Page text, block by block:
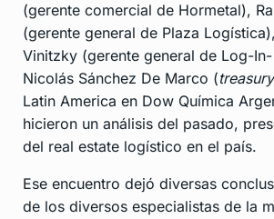
(gerente comercial de Hormetal),
(gerente general de Plaza
Vinitzky (gerente general de Log-
Nicolás Sánchez De Marco (
Latin America en Dow Química
hicieron un análisis del pasado,
del real estate logístico en el país.
Ese encuentro dejó diversas
de los diversos especialistas de la